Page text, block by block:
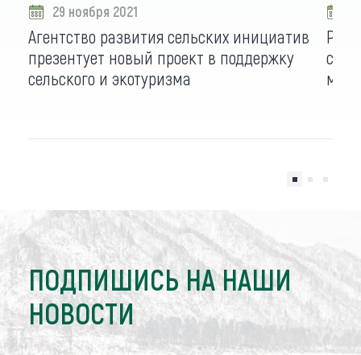
29 ноября 2021
Агентство развития сельских инициатив
презентует новый проект в поддержку
сельского и экотуризма
ПОДПИШИСЬ НА НАШИ
НОВОСТИ